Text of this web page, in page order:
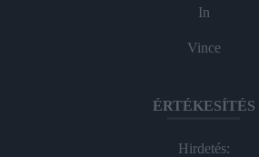
In
Vince
ÉRTÉKESÍTÉS
Hirdetés: